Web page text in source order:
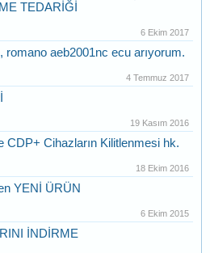
TEDARİĞİ
6 Ekim 2017
romano aeb2001nc ecu arıyorum.
4 Temmuz 2017
19 Kasım 2016
CDP+ Cihazların Kilitlenmesi hk.
18 Ekim 2016
YENİ ÜRÜN
6 Ekim 2015
İNDİRME